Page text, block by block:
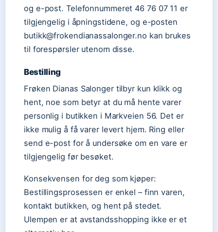
og e-post. Telefonnummeret 46 76 07 11 er
tilgjengelig i åpningstidene, og e-posten
butikk@frokendianassalonger.no kan brukes
til forespørsler utenom disse.
Bestilling
Frøken Dianas Salonger tilbyr kun klikk og
hent, noe som betyr at du må hente varer
personlig i butikken i Markveien 56. Det er
ikke mulig å få varer levert hjem. Ring eller
send e-post for å undersøke om en vare er
tilgjengelig før besøket.
Konsekvensen for deg som kjøper:
Bestillingsprosessen er enkel – finn varen,
kontakt butikken, og hent på stedet.
Ulempen er at avstandsshopping ikke er et